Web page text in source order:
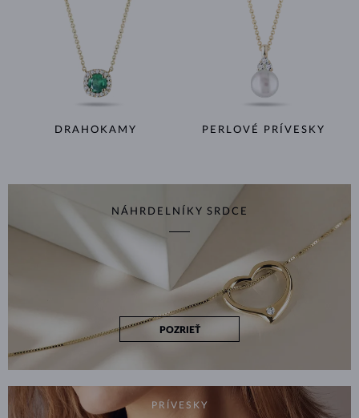
DRAHOKAMY PERLOVÉ PRÍVESKY
NÁHRDELNÍKY SRDCE
POZRIEŤ
PRÍVESKY